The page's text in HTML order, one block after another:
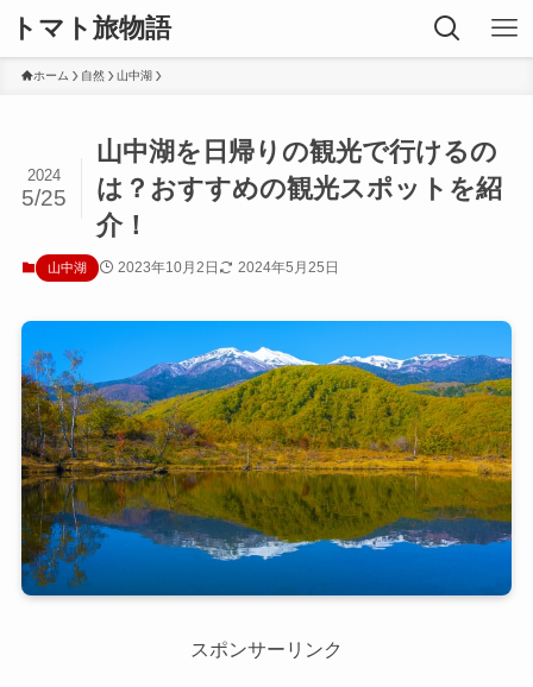
トマト旅物語
ホーム 自然 山中湖
山中湖を日帰りの観光で行けるの
は？おすすめの観光スポットを紹
介！
2024
5/25
山中湖 2023年10月2日 2024年5月25日
スポンサーリンク